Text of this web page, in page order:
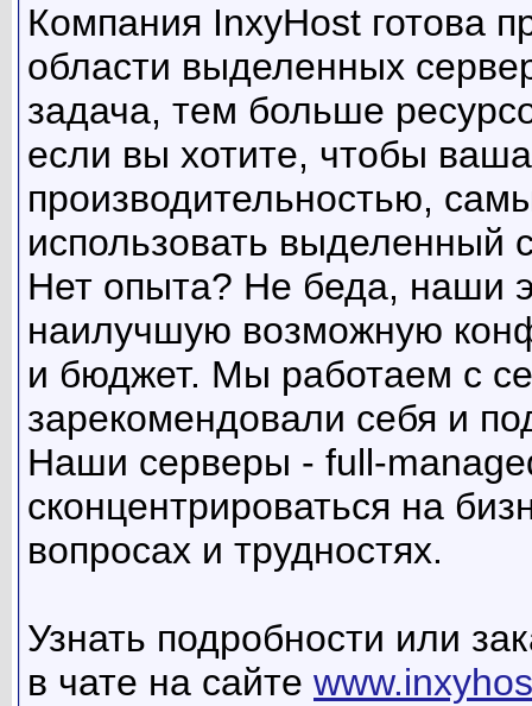
Компания InxyHost готова
области выделенных
задача, тем больше
если вы хотите, чтобы
производительностью,
использовать выделенный
Нет опыта? Не беда, наши
наилучшую возможную
и бюджет. Мы работаем с
зарекомендовали себя и
Наши серверы - full-
сконцентрироваться на
вопросах и трудностях.
Узнать подробности или
в чате на сайте